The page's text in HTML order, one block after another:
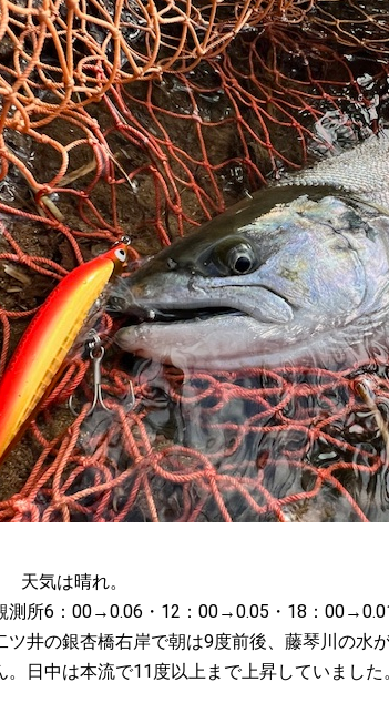
天気は晴れ。
測所6：00→0.06・12：00→0.05・18：
ツ井の銀杏橋右岸で朝は9度前後、藤琴川の水
。日中は本流で11度以上まで上昇していまし